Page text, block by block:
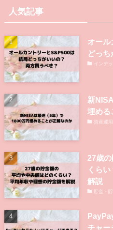
人気記事
オール
どっち
インデ
新
埋める
資産運
27歳
くら
解説
貯金・
チャー